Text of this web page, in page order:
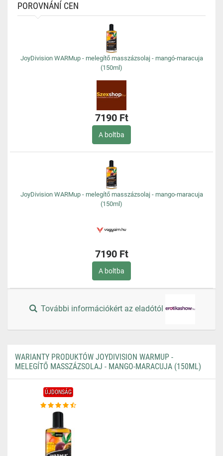
POROVNÁNÍ CEN
JoyDivision WARMup - melegítő masszázsolaj - mangó-maracuja
(150ml)
7190 Ft
A boltba
JoyDivision WARMup - melegítő masszázsolaj - mango-maracuja
(150ml)
7190 Ft
A boltba
További információkért az eladótól
WARIANTY PRODUKTÓW JOYDIVISION WARMUP -
MELEGÍTŐ MASSZÁZSOLAJ - MANGO-MARACUJA (150ML)
ÚJDONSÁG